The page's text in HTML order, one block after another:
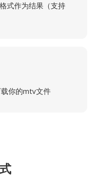
式作为结果（支持
你的mtv文件